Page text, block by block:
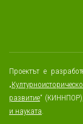
Проектът е
„
развитие“
и науката.